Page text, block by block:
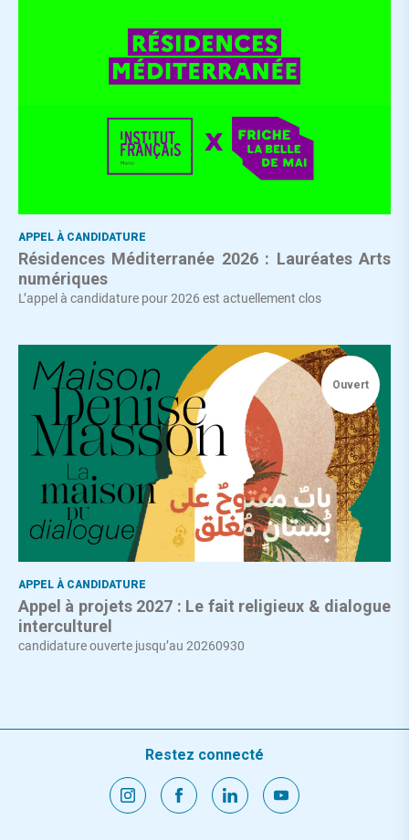
APPEL À CANDIDATURE
Résidences Méditerranée 2026 : Lauréates Arts
numériques
L’appel à candidature pour 2026 est actuellement clos
Ouvert
APPEL À CANDIDATURE
Appel à projets 2027 : Le fait religieux & dialogue
interculturel
candidature ouverte jusqu’au 20260930
Restez connecté